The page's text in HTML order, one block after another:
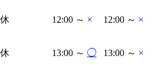
休 12:00 ～ × 12:00 ～ ×
休 13:00 ～ ◯ 13:00 ～ ×